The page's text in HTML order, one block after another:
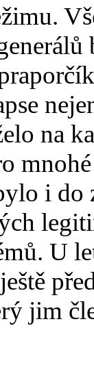
na
i do
U
jim